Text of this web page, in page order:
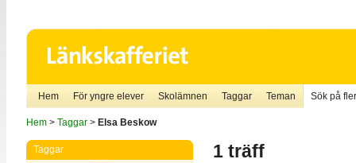
Hem För yngre elever Skolämnen Taggar Teman Sök på
Hem> Taggar> Elsa Beskow
Taggar 1 träff